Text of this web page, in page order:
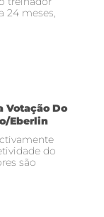
24 meses,
Votação Do
Eberlin
do
são